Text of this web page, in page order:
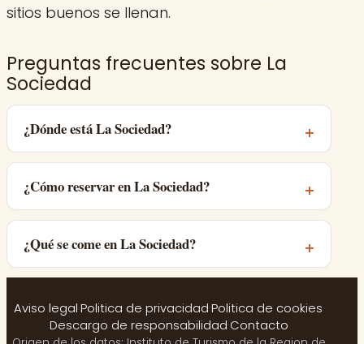
sitios buenos se llenan.
Preguntas frecuentes sobre La
Sociedad
¿Dónde está La Sociedad?
¿Cómo reservar en La Sociedad?
¿Qué se come en La Sociedad?
Aviso legal·Politica de privacidad·Politica de cookies·
Descargo de responsabilidad·Contacto